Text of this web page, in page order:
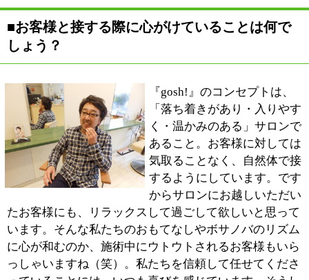
とで、トリートメントいらずのツヤ、サラサラの手触り
を実感していただけると思います。頭皮の環境が整っ
て、しっとりとまとまりのある髪になりますから、クセ
毛でお悩みの方にもオススメですよ。カットなどのメニ
ハーブエキスを配合。前処理と後処理をしっかりと行う
ことで、髪へのダメージにも配慮しています。そのほか
縮毛矯正やパーマなど、お客様のご希望と髪質を考慮し
たスタイルをご提案させていただきますので、どうぞお
気軽にご相談ください。
■最後に地域の皆様にメッセージをお願いしま
す。
『gosh!』は、肩ひじ張らずにお越しいただけるアット
ホームなヘアサロン。ご来店くださったお客様に、ホッ
とくつろいでいただきたい。そして安心してヘアスタイ
ルを任せいただけるような、信頼関係を大切にしたいと
思っています。サロンの目印・ピンクのフラミンゴを探
しながら、どうぞお気軽にお越しください。お待ちして